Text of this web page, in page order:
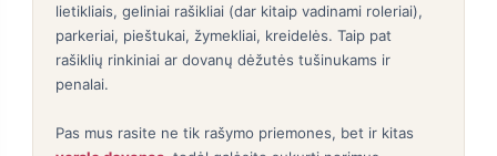
lietikliais, geliniai rašikliai (dar kitaip vadinami roleriai),
parkeriai, pieštukai, žymekliai, kreidelės. Taip pat
rašiklių rinkiniai ar dovanų dėžutės tušinukams ir
penalai.
Pas mus rasite ne tik rašymo priemones, bet ir kitas